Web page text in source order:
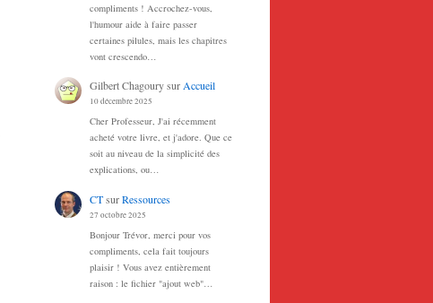
compliments ! Accrochez-vous,
l'humour aide à faire passer
certaines pilules, mais les chapitres
vont crescendo…
Gilbert ChagourysurAccueil
10 décembre 2025
Cher Professeur, J'ai récemment
acheté votre livre, et j'adore. Que ce
soit au niveau de la simplicité des
explications, ou…
CTsurRessources
27 octobre 2025
Bonjour Trévor, merci pour vos
compliments, cela fait toujours
plaisir ! Vous avez entièrement
raison : le fichier "ajout web"…